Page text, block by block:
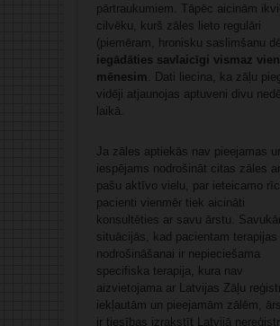
pārtraukumiem. Tāpēc aicinām
cilvēku, kurš zāles lieto regulāri
(piemēram, hronisku saslimšanu
iegādāties savlaicīgi vismaz
mēnesim. Dati liecina, ka zāļu
vidēji atjaunojas aptuveni divu
laikā.
Ja zāles aptiekās nav pieejamas
iespējams nodrošināt citas zāles
pašu aktīvo vielu, par ieteicamo
pacienti vienmēr tiek aicināti
konsultēties ar savu ārstu.
situācijās, kad pacientam terapijas
nodrošināšanai ir nepieciešama
specifiska terapija, kura nav
aizvietojama ar Latvijas Zāļu
iekļautām un pieejamām zālēm,
ir tiesības izrakstīt Latvijā